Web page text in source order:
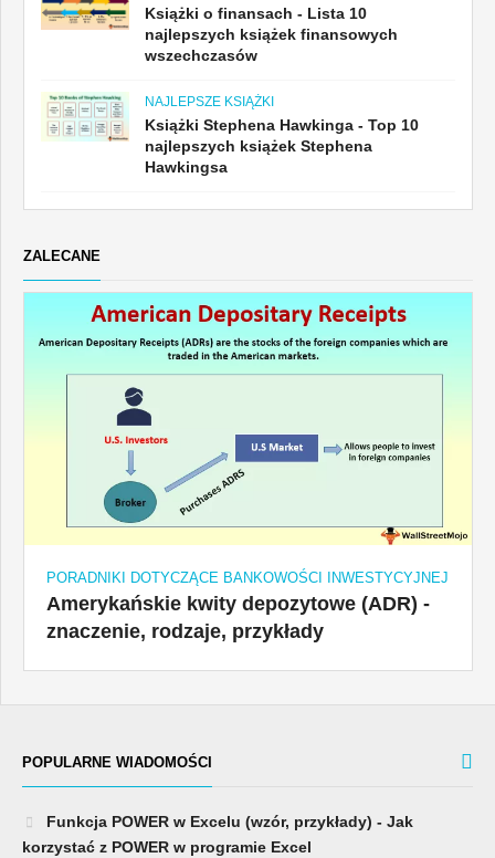
Książki o finansach - Lista 10
najlepszych książek finansowych
wszechczasów
NAJLEPSZE KSIĄŻKI
Książki Stephena Hawkinga - Top 10
najlepszych książek Stephena
Hawkingsa
ZALECANE
PORADNIKI DOTYCZĄCE BANKOWOŚCI INWESTYCYJNEJ
Amerykańskie kwity depozytowe (ADR) -
znaczenie, rodzaje, przykłady
POPULARNE WIADOMOŚCI
Funkcja POWER w Excelu (wzór, przykłady) - Jak
korzystać z POWER w programie Excel